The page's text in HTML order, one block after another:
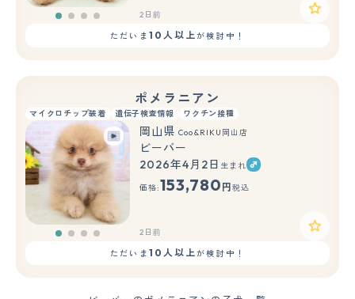
2日前
ただいま 10人以上が検討中！
ポメラニアン
マイクロチップ装着 遺伝子検査情報 ワクチン接種
岡山県 Coo&RIKU岡山店
ビーバー
2026年4月2日 生まれ
価格:153,780 円 税込
2日前
ただいま 10人以上が検討中！